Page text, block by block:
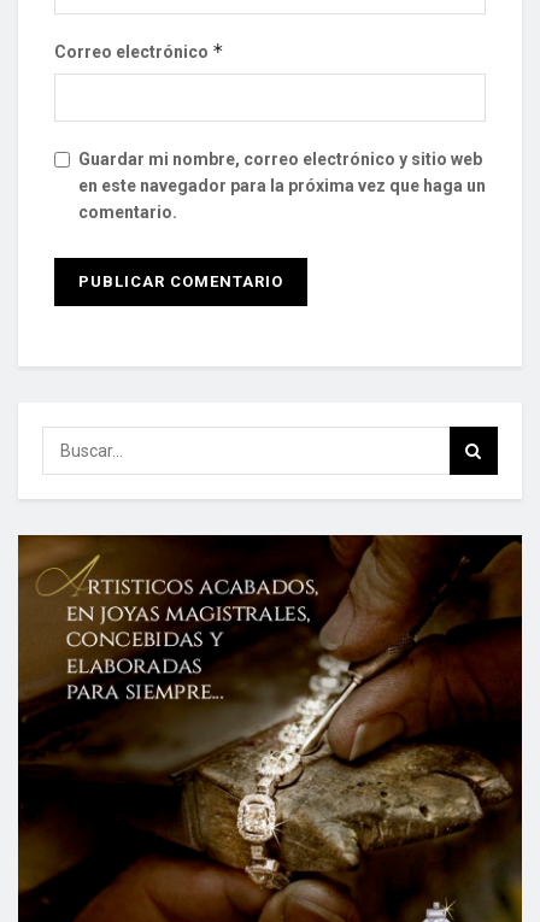
Correo electrónico *
Guardar mi nombre, correo electrónico y sitio web
en este navegador para la próxima vez que haga un
comentario.